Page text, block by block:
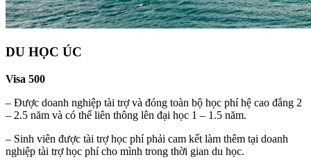
DU HỌC ÚC
Visa 500
– Được doanh nghiệp tài trợ và đóng toàn bộ học phí hệ cao đẳng 2
– 2.5 năm và có thể liên thông lên đại học 1 – 1.5 năm.
– Sinh viên được tài trợ học phí phải cam kết làm thêm tại doanh
nghiệp tài trợ học phí cho mình trong thời gian du học.